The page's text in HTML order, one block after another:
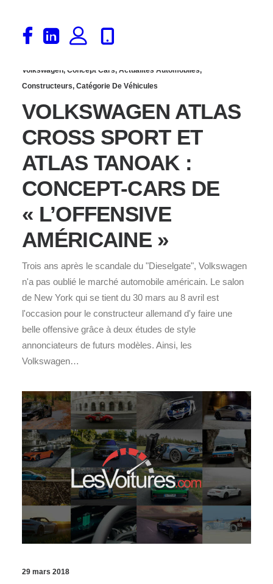
Volkswagen, Concept Cars, Actualités Automobiles,
Constructeurs, Catégorie De Véhicules
VOLKSWAGEN ATLAS
CROSS SPORT ET
ATLAS TANOAK :
CONCEPT-CARS DE
« L’OFFENSIVE
AMÉRICAINE »
Trois ans après le scandale du "Dieselgate", Volkswagen
n'a pas oublié le marché automobile américain. Le salon
de New York qui se tient du 30 mars au 8 avril est
l'occasion pour le constructeur allemand d'y faire une
belle offensive grâce à deux études de style
annonciateurs de futurs modèles. Ainsi, les
Volkswagen…
29 mars 2018